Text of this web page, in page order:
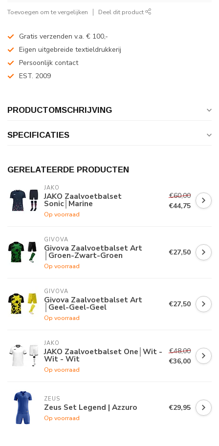
Toevoegen om te vergelijken Deel dit product
Gratis verzenden v.a. € 100,-
Eigen uitgebreide textieldrukkerij
Persoonlijk contact
EST. 2009
PRODUCTOMSCHRIJVING
SPECIFICATIES
GERELATEERDE PRODUCTEN
JAKO
JAKO Zaalvoetbalset
Sonic│Marine
Op voorraad
€60,00
€44,75
GIVOVA
Givova Zaalvoetbalset Art
│Groen-Zwart-Groen
Op voorraad
€27,50
GIVOVA
Givova Zaalvoetbalset Art
│Geel-Geel-Geel
Op voorraad
€27,50
JAKO
JAKO Zaalvoetbalset One│Wit -
Wit - Wit
Op voorraad
€48,00
€36,00
ZEUS
Zeus Set Legend | Azzuro
Op voorraad
€29,95